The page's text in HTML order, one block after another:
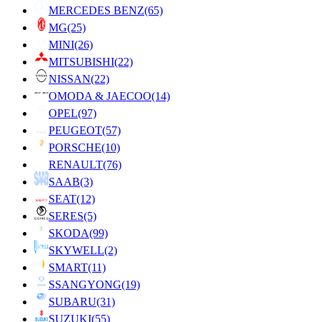
MERCEDES BENZ(65)
MG(25)
MINI(26)
MITSUBISHI(22)
NISSAN(22)
OMODA & JAECOO(14)
OPEL(97)
PEUGEOT(57)
PORSCHE(10)
RENAULT(76)
SAAB(3)
SEAT(12)
SERES(5)
SKODA(99)
SKYWELL(2)
SMART(11)
SSANGYONG(19)
SUBARU(31)
SUZUKI(55)